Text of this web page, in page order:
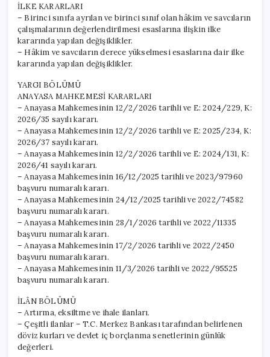
İLKE KARARLARI
– Birinci sınıfa ayrılan ve birinci sınıf olan hâkim ve savcıların
çalışmalarının değerlendirilmesi esaslarına ilişkin ilke
kararında yapılan değişiklikler.
– Hâkim ve savcıların derece yükselmesi esaslarına dair ilke
kararında yapılan değişiklikler.
YARGI BÖLÜMÜ
ANAYASA MAHKEMESİ KARARLARI
– Anayasa Mahkemesinin 12/2/2026 tarihli ve E: 2024/229, K:
2026/35 sayılı kararı.
– Anayasa Mahkemesinin 12/2/2026 tarihli ve E: 2025/234, K:
2026/37 sayılı kararı.
– Anayasa Mahkemesinin 12/2/2026 tarihli ve E: 2024/131, K:
2026/41 sayılı kararı.
– Anayasa Mahkemesinin 16/12/2025 tarihli ve 2023/97960
başvuru numaralı kararı.
– Anayasa Mahkemesinin 24/12/2025 tarihli ve 2022/74582
başvuru numaralı kararı.
– Anayasa Mahkemesinin 28/1/2026 tarihli ve 2022/11335
başvuru numaralı kararı.
– Anayasa Mahkemesinin 17/2/2026 tarihli ve 2022/2450
başvuru numaralı kararı.
– Anayasa Mahkemesinin 11/3/2026 tarihli ve 2022/95525
başvuru numaralı kararı.
İLÂN BÖLÜMÜ
– Artırma, eksiltme ve ihale ilanları.
– Çeşitli ilanlar – T.C. Merkez Bankası tarafından belirlenen
döviz kurları ve devlet iç borçlanma senetlerinin günlük
değerleri.